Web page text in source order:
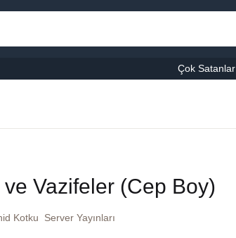
Çok Satanlar
Vazifeler (Cep Boy)
Kotku Server Yayınları